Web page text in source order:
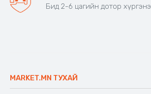
Бид 2-6 цагийн дотор хүргэнэ
MARKET.MN ТУХАЙ